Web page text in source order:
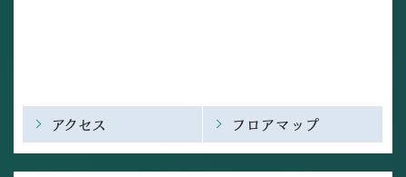
アクセス フロアマップ